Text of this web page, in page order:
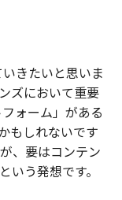
きたいと思いま
ズにおいて重要
ォーム」がある
もしれないです
、要はコンテン
いう発想です。